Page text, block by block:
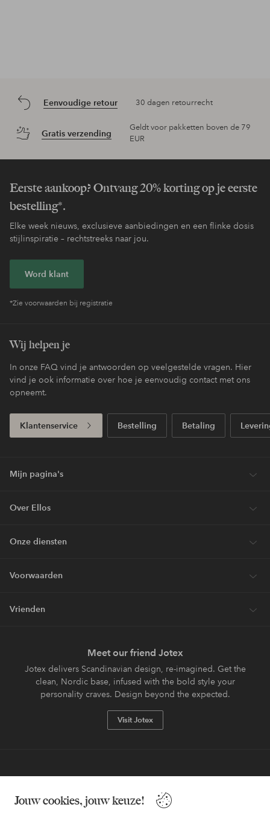
Jouw cookies, jouw keuze!
Eenvoudige retour 30 dagen retourrecht
Gratis verzending
Geldt voor pakketten boven de 79
EUR
Eerste aankoop? Ontvang 20% korting op je eerste
bestelling*.
Elke week nieuws, exclusieve aanbiedingen en een flinke dosis
stijlinspiratie – rechtstreeks naar jou.
Word klant
*Zie voorwaarden bij registratie
Wij helpen je
In onze FAQ vind je antwoorden op veelgestelde vragen. Hier
vind je ook informatie over hoe je eenvoudig contact met ons
opneemt.
Klantenservice Bestelling Betaling
Mijn pagina's
Over Ellos
Onze diensten
Voorwaarden
Vrienden
Meet our friend Jotex
Jotex delivers Scandinavian design, re-imagined. Get the
clean, Nordic base, infused with the bold style your
personality craves. Design beyond the expected.
Visit Jotex
Wil je meer weten over
onze betaalopties